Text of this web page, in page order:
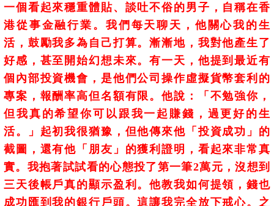
一個看起來穩重體貼、談吐不俗的男子，自稱在香
港從事金融行業。 我們每天聊天，他關心我的生
活，鼓勵我多為自己打算。漸漸地，我對他產生了
好感，甚至開始幻想未來。有一天，他提到最近有
個內部投資機會，是他們公司操作虛擬貨幣套利的
專案，報酬率高但名額有限。他說：「不勉強你，
但我真的希望你可以跟我一起賺錢，過更好的生
活。」 起初我很猶豫，但他傳來他「投資成功」的
截圖，還有他「朋友」的獲利證明，看起來非常真
實。我抱著試試看的心態投了第一筆2萬元，沒想到
三天後帳戶真的顯示盈利。他教我如何提領，錢也
成功匯到我的銀行戶頭。這讓我完全放下戒心。 之